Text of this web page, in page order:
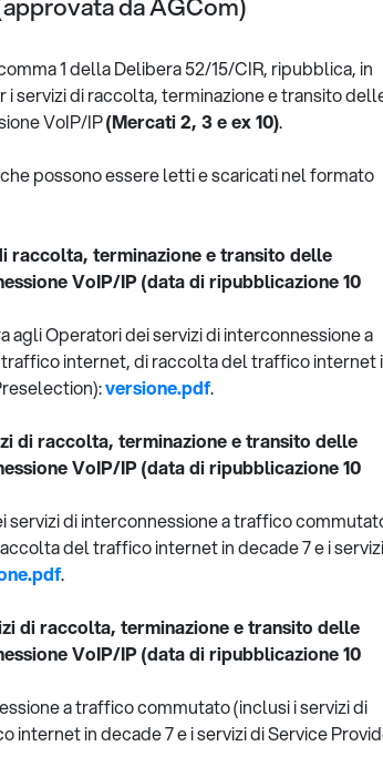
1 della Delibera 52/15/CIR, ripubblica, in
servizi di raccolta, terminazione e transito
VoIP/IP(Mercati 2, 3 e ex 10).
possono essere letti e scaricati nel formato
raccolta, terminazione e transito delle
VoIP/IP (data di ripubblicazione 10
Operatori dei servizi di interconnessione a
internet, di raccolta del traffico internet
versione.pdf.
di raccolta, terminazione e transito delle
VoIP/IP (data di ripubblicazione 10
di interconnessione a traffico
del traffico internet in decade 7 e i servizi
.
di raccolta, terminazione e transito delle
VoIP/IP (data di ripubblicazione 10
a traffico commutato (inclusi i servizi di
in decade 7 e i servizi di Service